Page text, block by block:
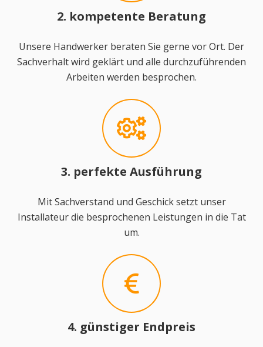
2. kompetente Beratung
Unsere Handwerker beraten Sie gerne vor Ort. Der
Sachverhalt wird geklärt und alle durchzuführenden
Arbeiten werden besprochen.
3. perfekte Ausführung
Mit Sachverstand und Geschick setzt unser
Installateur die besprochenen Leistungen in die Tat
um.
4. günstiger Endpreis